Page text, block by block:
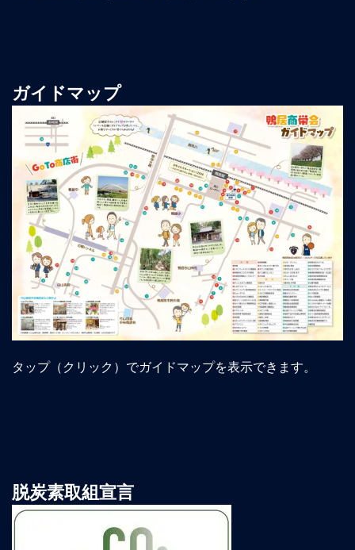
ガイドマップ
タップ（クリック）でガイドマップを表示できます。
脱炭素取組宣言